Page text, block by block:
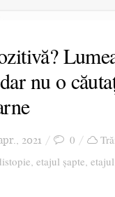
Stari
Zice
Cursuri
Ziua
nu o
2021 0
, etajul șapte,